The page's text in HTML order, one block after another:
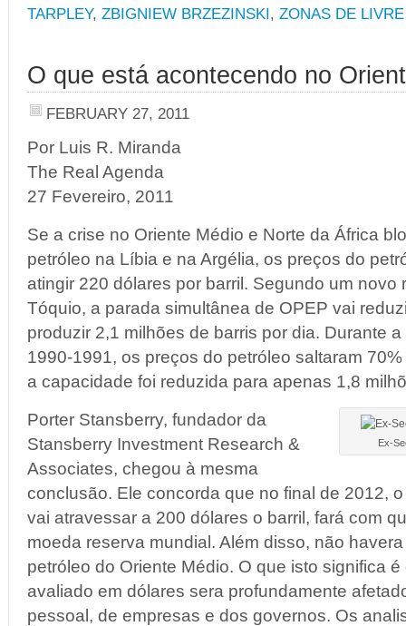
TARPLEY, ZBIGNIEW BRZEZINSKI, ZONAS DE
O que está acontecendo no
FEBRUARY 27, 2011
Por Luis R. Miranda
The Real Agenda
27 Fevereiro, 2011
Se a crise no Oriente Médio e Norte da África
petróleo na Líbia e na Argélia, os preços do
atingir 220 dólares por barril. Segundo um novo
Tóquio, a parada simultânea de OPEP vai
produzir 2,1 milhões de barris por dia. Durante
1990-1991, os preços do petróleo saltaram
a capacidade foi reduzida para apenas 1,8
Ex-
Porter Stansberry, fundador da
Stansberry Investment Research &
Associates, chegou à mesma
conclusão. Ele concorda que no final de 2012,
vai atravessar a 200 dólares o barril, fará com
moeda reserva mundial. Além disso, não
petróleo do Oriente Médio. O que isto significa
avaliado em dólares sera profundamente
pessoal, de empresas e dos governos. Os